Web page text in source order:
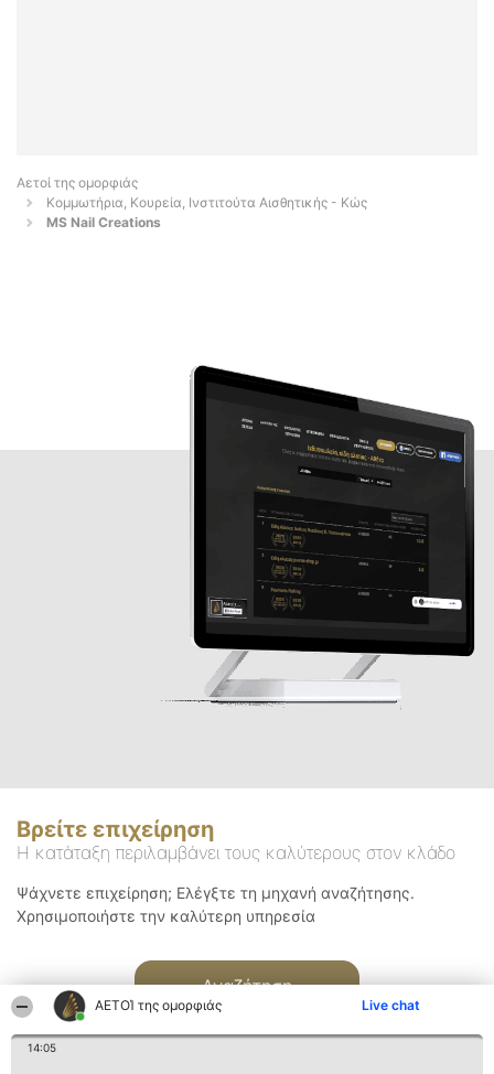
ΑΕΤΟΊ της ομορφιάς Live chat
14:05
Αετοί της ομορφιάς
Κομμωτήρια, Κουρεία, Ινστιτούτα Αισθητικής - Κώς
MS Nail Creations
Βρείτε επιχείρηση
Η κατάταξη περιλαμβάνει τους καλύτερους στον κλάδο
Ψάχνετε επιχείρηση; Ελέγξτε τη μηχανή αναζήτησης.
Χρησιμοποιήστε την καλύτερη υπηρεσία
Αναζήτηση